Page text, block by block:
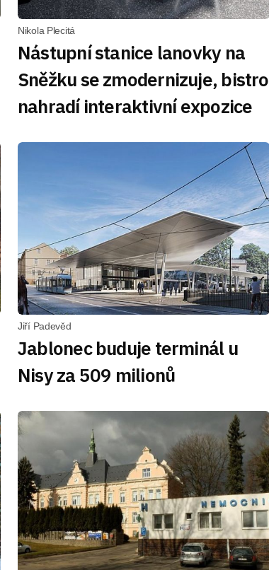
Nikola Plecitá
Nástupní stanice lanovky na
Sněžku se zmodernizuje, bistro
nahradí interaktivní expozice
Jiří Padevěd
Jablonec buduje terminál u
Nisy za 509 milionů